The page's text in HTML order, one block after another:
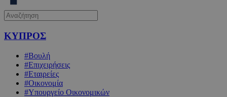
ΚΥΠΡΟΣ
#Βουλή
#Επιχειρήσεις
#Εταιρείες
#Οικονομία
#Υπουργείο Οικονομικών